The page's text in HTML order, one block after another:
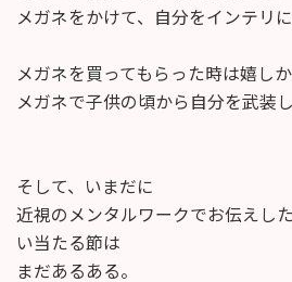
メガネをかけて、自分をインテリ
メガネを買ってもらった時は嬉し
メガネで子供の頃から自分を武装
そして、いまだに
近視のメンタルワークでお伝えし
い当たる節は
まだあるある。